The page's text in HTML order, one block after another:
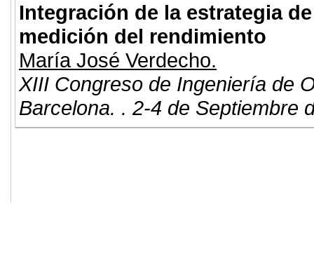
Integración de la estrategia
medición del rendimiento
María José Verdecho.
XIII Congreso de Ingeniería de
Barcelona. . 2-4 de Septiembre